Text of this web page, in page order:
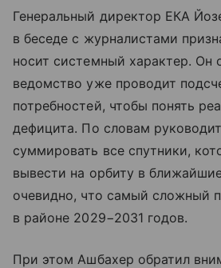
Генеральный директор ЕКА
в беседе с журналистами
носит системный характер. Он
ведомство уже проводит
потребностей, чтобы понять
дефицита. По словам
суммировать все спутники,
вывести на орбиту в
очевидно, что самый сложный
в районе 2029−2031 годов.
При этом Ашбахер обратил